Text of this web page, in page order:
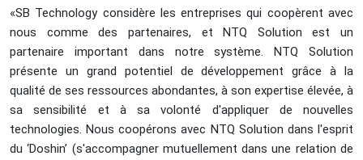
«SB Technology considère les entreprises qui coopèrent avec
nous comme des partenaires, et NTQ Solution est un
partenaire important dans notre système. NTQ Solution
présente un grand potentiel de développement grâce à la
qualité de ses ressources abondantes, à son expertise élevée, à
sa sensibilité et à sa volonté d'appliquer de nouvelles
technologies. Nous coopérons avec NTQ Solution dans l'esprit
du ‘Doshin’ (s'accompagner mutuellement dans une relation de